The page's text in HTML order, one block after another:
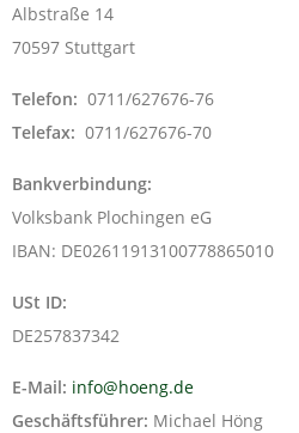
Albstraße 14
70597 Stuttgart
Telefon: 0711/627676-76
Telefax: 0711/627676-70
Bankverbindung:
Volksbank Plochingen eG
IBAN: DE02611913100778865010
USt ID:
DE257837342
E-Mail: info@hoeng.de
Geschäftsführer: Michael Höng